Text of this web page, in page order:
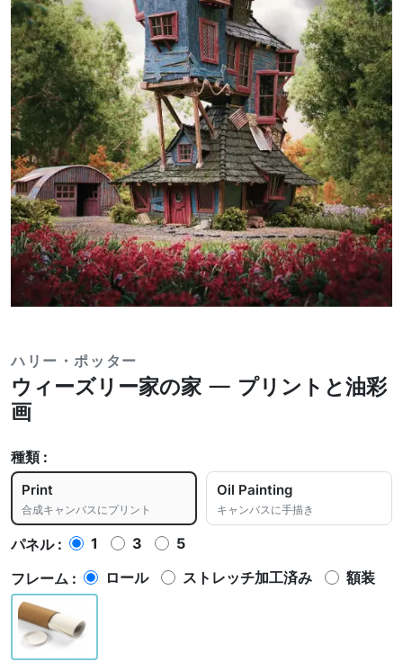
ハリー・ポッター
ウィーズリー家の家 — プリントと油彩
画
種類 :
Print
合成キャンバスにプリント
Oil Painting
キャンバスに手描き
パネル : 1 3
5
フレーム :
ロール ストレッチ加工済み 額装